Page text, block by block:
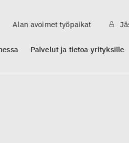
Alan avoimet työpaikat
Palvelut ja tietoa yrityksille